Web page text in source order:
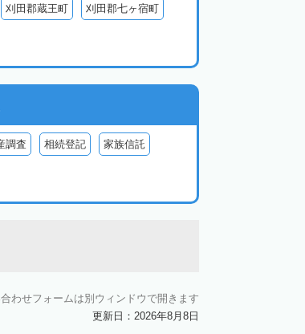
刈田郡蔵王町 刈田郡七ヶ宿町
調査 相続登記 家族信託
わせフォームは別ウィンドウで開きます
更新日：2026年8月8日